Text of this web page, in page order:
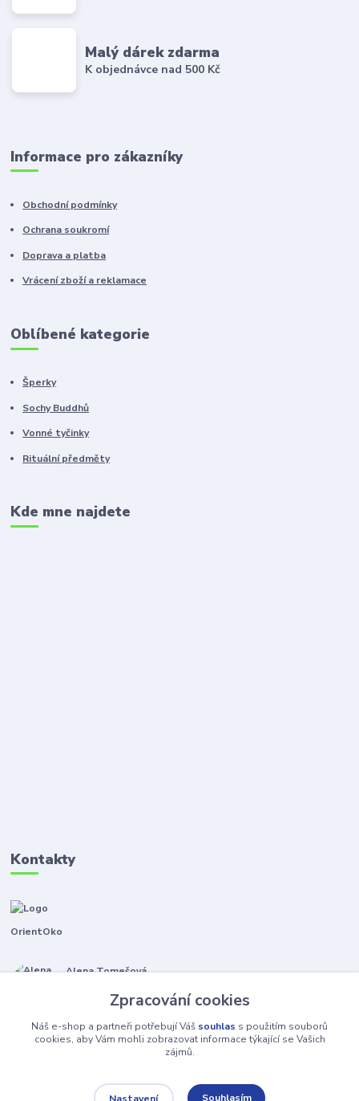
Malý dárek zdarma
K objednávce nad 500 Kč
Informace pro zákazníky
Obchodní podmínky
Ochrana soukromí
Doprava a platba
Vrácení zboží a reklamace
Oblíbené kategorie
Šperky
Sochy Buddhů
Vonné tyčinky
Rituální předměty
Kde mne najdete
Kontakty
OrientOko
Alena Tomešová
(Po-Pá, 9-15 hod.)
info@orientoko.cz
Zpracování cookies
Náš e-shop a partneři potřebují Váš souhlas s použitím souborů
cookies, aby Vám mohli zobrazovat informace týkající se Vašich
zájmů.
Nastavení Souhlasím